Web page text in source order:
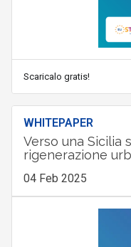
Scaricalo gratis!
WHITEPAPER
Verso una Sicilia
rigenerazione
04 Feb 2025